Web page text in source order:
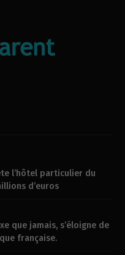
l’hôtel particulier du
d’euros
que jamais, s’éloigne de
française.